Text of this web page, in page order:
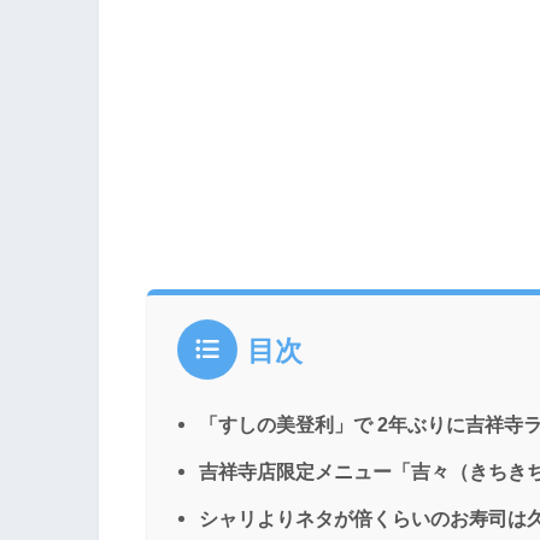
目次
「すしの美登利」で 2年ぶりに吉祥寺
吉祥寺店限定メニュー「吉々（きちき
シャリよりネタが倍くらいのお寿司は